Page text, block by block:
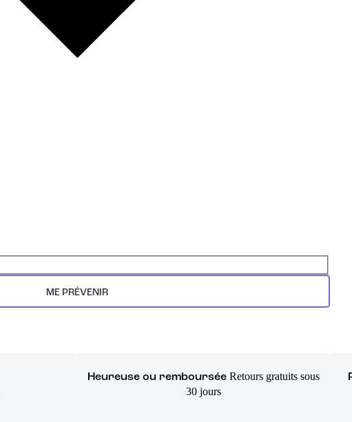
ME PRÉVENIR
Heureuse ou remboursée Retours gratuits sous
30 jours